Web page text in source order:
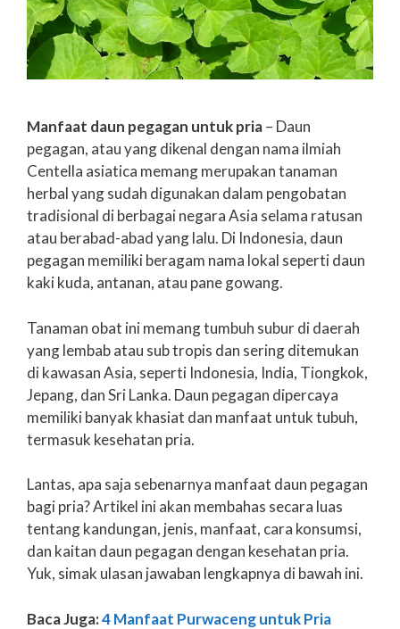
Manfaat daun pegagan untuk pria– Daun
pegagan, atau yang dikenal dengan nama ilmiah
Centella asiatica memang merupakan tanaman
herbal yang sudah digunakan dalam pengobatan
tradisional di berbagai negara Asia selama ratusan
atau berabad-abad yang lalu. Di Indonesia, daun
pegagan memiliki beragam nama lokal seperti daun
kaki kuda, antanan, atau pane gowang.
Tanaman obat ini memang tumbuh subur di daerah
yang lembab atau sub tropis dan sering ditemukan
di kawasan Asia, seperti Indonesia, India, Tiongkok,
Jepang, dan Sri Lanka. Daun pegagan dipercaya
memiliki banyak khasiat dan manfaat untuk tubuh,
termasuk kesehatan pria.
Lantas, apa saja sebenarnya manfaat daun pegagan
bagi pria? Artikel ini akan membahas secara luas
tentang kandungan, jenis, manfaat, cara konsumsi,
dan kaitan daun pegagan dengan kesehatan pria.
Yuk, simak ulasan jawaban lengkapnya di bawah ini.
Baca Juga:4 Manfaat Purwaceng untuk Pria